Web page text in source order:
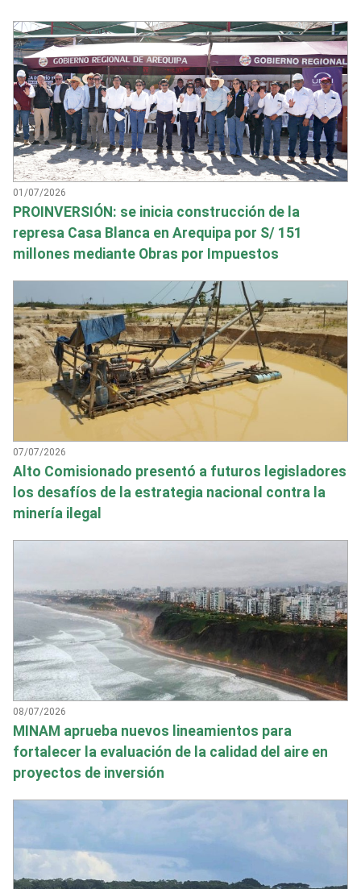
01/07/2026
PROINVERSIÓN: se inicia construcción de la
represa Casa Blanca en Arequipa por S/ 151
millones mediante Obras por Impuestos
07/07/2026
Alto Comisionado presentó a futuros legisladores
los desafíos de la estrategia nacional contra la
minería ilegal
08/07/2026
MINAM aprueba nuevos lineamientos para
fortalecer la evaluación de la calidad del aire en
proyectos de inversión